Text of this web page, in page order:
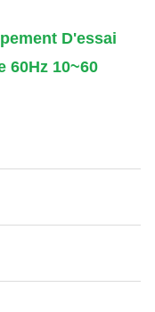
D'essai
60Hz 10~60